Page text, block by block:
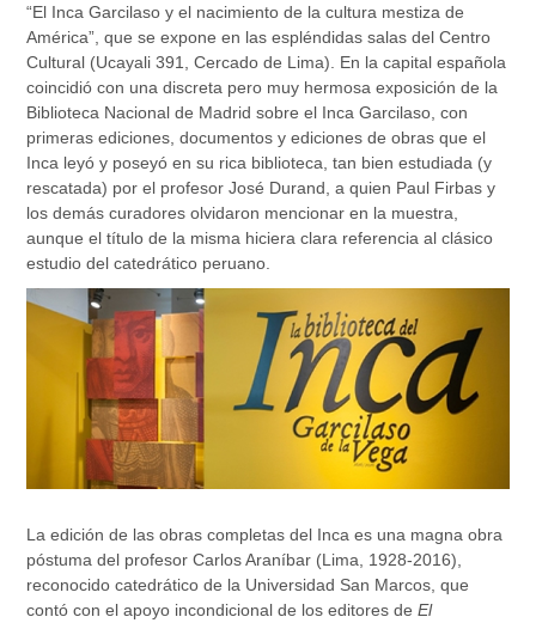
“El Inca Garcilaso y el nacimiento de la cultura mestiza de
América”, que se expone en las espléndidas salas del Centro
Cultural (Ucayali 391, Cercado de Lima). En la capital española
coincidió con una discreta pero muy hermosa exposición de la
Biblioteca Nacional de Madrid sobre el Inca Garcilaso, con
primeras ediciones, documentos y ediciones de obras que el
Inca leyó y poseyó en su rica biblioteca, tan bien estudiada (y
rescatada) por el profesor José Durand, a quien Paul Firbas y
los demás curadores olvidaron mencionar en la muestra,
aunque el título de la misma hiciera clara referencia al clásico
estudio del catedrático peruano.
La edición de las obras completas del Inca es una magna obra
póstuma del profesor Carlos Araníbar (Lima, 1928-2016),
reconocido catedrático de la Universidad San Marcos, que
contó con el apoyo incondicional de los editores deEl